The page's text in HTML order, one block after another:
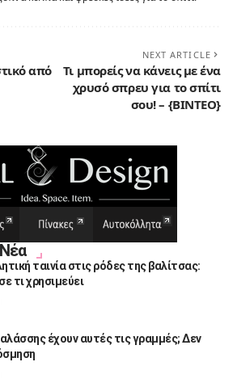
από
NEXT ARTICLE
Τι μπορείς να κάνεις με ένα
χρυσό σπρευ για το σπίτι
σου! – {BINTEO}
ταινία στις ρόδες της βαλίτσας:
τι χρησιμεύει
έχουν αυτές τις γραμμές; Δεν